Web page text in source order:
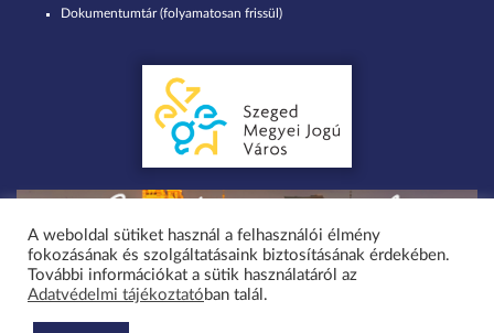
Dokumentumtár (folyamatosan frissül)
Minden jog fenntartva 2026 © Szent-Györgyi Albert Agóra Heller Ödön
Művelődési Ház Szeged-Tápé / design by greenteam.hu
A weboldal sütiket használ a felhasználói élmény
fokozásának és szolgáltatásaink biztosításának érdekében.
További információkat a sütik használatáról az
Adatvédelmi tájékoztató ban talál.